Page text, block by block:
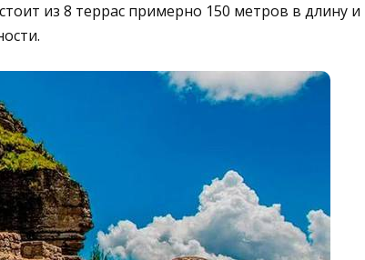
из 8 террас примерно 150 метров в длину и